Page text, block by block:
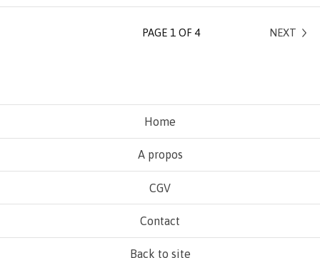
PAGE 1 OF 4 NEXT
Home
A propos
CGV
Contact
Back to site